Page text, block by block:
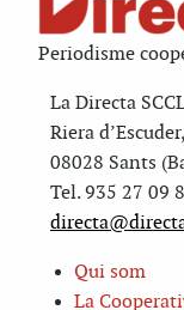
Periodisme
La Directa
Riera
08028 Sants
Tel. 935 27 09
Qui som
La